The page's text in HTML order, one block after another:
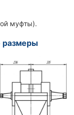
муфты).
размеры